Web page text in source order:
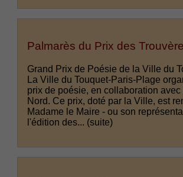
Palmarès du Prix des
Grand Prix de Poésie de la Ville du
La Ville du Touquet-Paris-Plage
prix de poésie, en collaboration avec
Nord. Ce prix, doté par la Ville, est
Madame le Maire - ou son
l'édition des... (suite)